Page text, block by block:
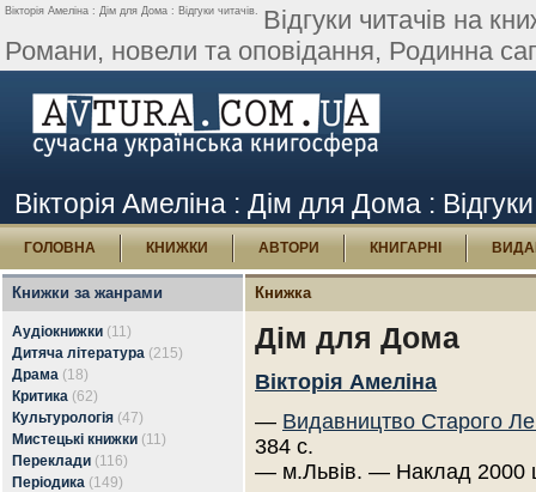
Вікторія Амеліна : Дім для Дома : Відгуки читачів. Відгуки читачів на
Романи, новели та оповідання, Родинна
Вікторія Амеліна : Дім для Дома : Відгуки
ГОЛОВНА КНИЖКИ АВТОРИ КНИГАРНІ
Книжки за жанрами
Аудіокнижки (11)
Дитяча література (215)
Драма (18)
Критика (62)
Культурологія (47)
Мистецькі книжки (11)
Переклади (116)
Періодика (149)
Книжка
Дім для Дома
Вікторія Амеліна
— Видавництво Старого
384 с.
— м.Львів. — Наклад 2000